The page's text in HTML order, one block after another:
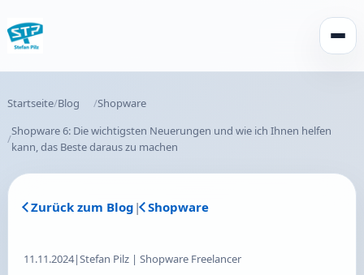
Startseite Blog
Shopware
Shopware 6: Die wichtigsten Neuerungen und wie ich Ihnen helfen
kann, das Beste daraus zu machen
Zurück zum Blog | Shopware
11.11.2024|Stefan Pilz | Shopware Freelancer